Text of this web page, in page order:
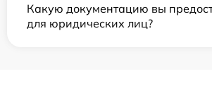
Какую документацию вы
для юридических лиц?